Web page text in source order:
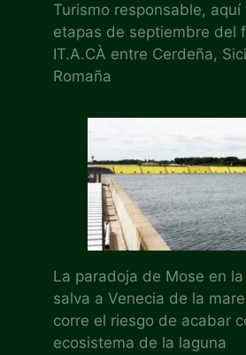
Turismo responsable, aquí
etapas de septiembre del
IT.A.CÀ entre Cerdeña,
Romaña
La paradoja de Mose en
salva a Venecia de la
corre el riesgo de acabar
ecosistema de la laguna